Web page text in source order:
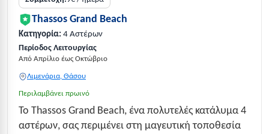
Thassos Grand Beach
Κατηγορία: 4 Αστέρων
Περίοδος Λειτουργίας
Από Απρίλιο έως Οκτώβριο
Λιμενάρια, Θάσου
Περιλαμβάνει πρωινό
Το Thassos Grand Beach, ένα πολυτελές κατάλυμα 4
αστέρων, σας περιμένει στη μαγευτική τοποθεσία